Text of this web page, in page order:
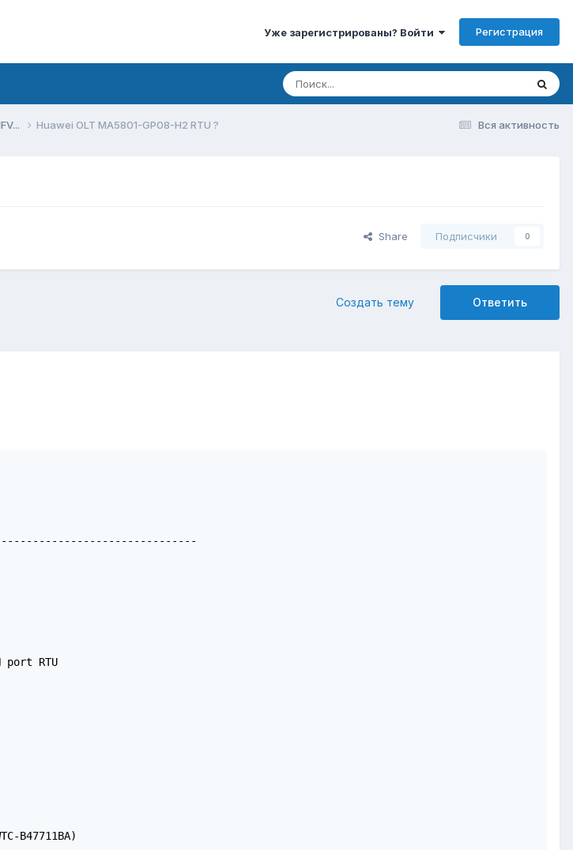
Уже зарегистрированы? Войти Регистрация
Вся активность
Huawei OLT MA5801-GP08-H2 RTU ?
Share Подписчики 0
Ответить
Создать тему
RTU
B47711BA)